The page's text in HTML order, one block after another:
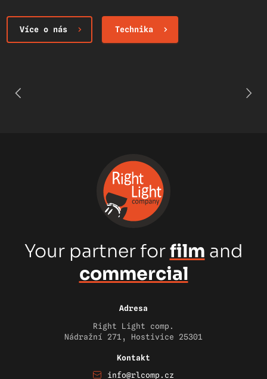
Více o nás Technika
Your partner forfilm and
commercial
Adresa
Right Light comp.
Nádražní 271, Hostivice 25301
Kontakt
info@rlcomp.cz